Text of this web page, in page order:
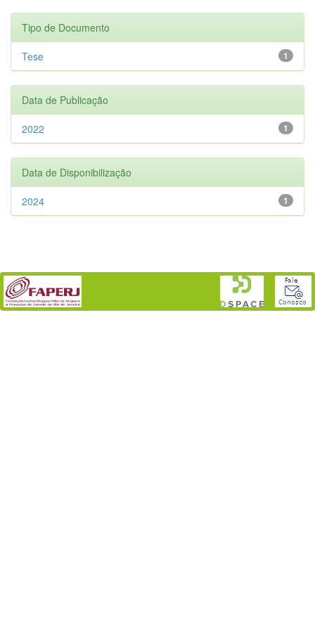
Tipo de Documento
1
Tese
Data de Publicação
1
2022
Data de Disponibilização
1
2024